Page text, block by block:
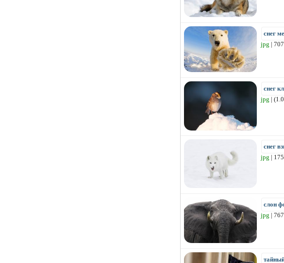
снег
jpg |
снег
jpg |
снег
jpg |
слон
jpg |